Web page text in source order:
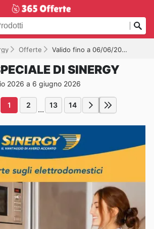
Offerte Valido fino a 06/06/2026
DI SINERGY
2026 a 6 giugno 2026
1 2 ... 13 14